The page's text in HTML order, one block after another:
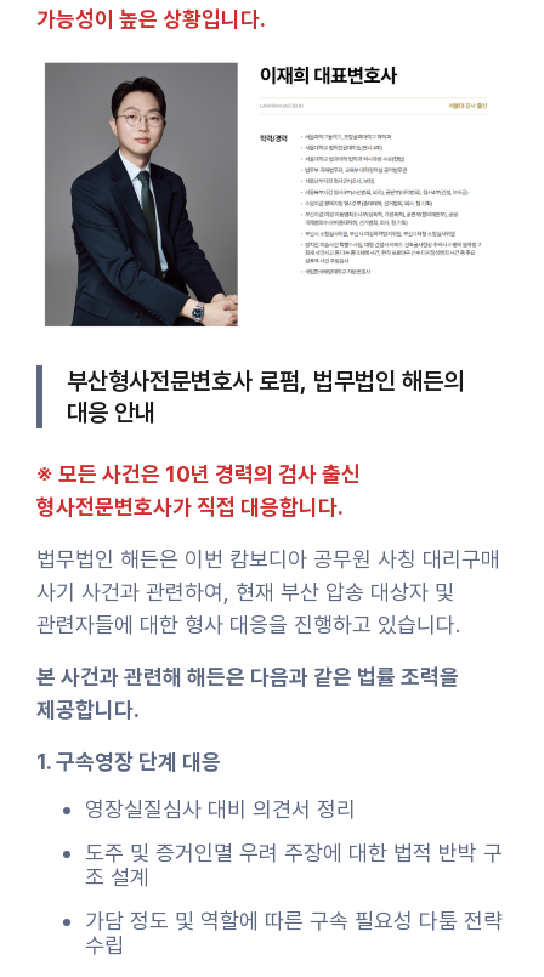
가능성이 높은 상황입니다.
부산형사전문변호사 로펌, 법무법인 해든의
대응 안내
※ 모든 사건은 10년 경력의 검사 출신
형사전문변호사가 직접 대응합니다.
법무법인 해든은 이번 캄보디아 공무원 사칭 대리구매
사기 사건과 관련하여, 현재 부산 압송 대상자 및
관련자들에 대한 형사 대응을 진행하고 있습니다.
본 사건과 관련해 해든은 다음과 같은 법률 조력을
제공합니다.
1. 구속영장 단계 대응
영장실질심사 대비 의견서 정리
도주 및 증거인멸 우려 주장에 대한 법적 반박 구
조 설계
가담 정도 및 역할에 따른 구속 필요성 다툼 전략
수립